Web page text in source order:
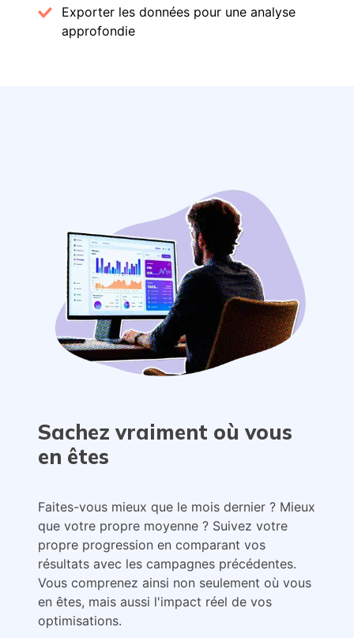
Exporter les données pour une analyse
approfondie
Sachez vraiment où vous
en êtes
Faites-vous mieux que le mois dernier ? Mieux
que votre propre moyenne ? Suivez votre
propre progression en comparant vos
résultats avec les campagnes précédentes.
Vous comprenez ainsi non seulement où vous
en êtes, mais aussi l'impact réel de vos
optimisations.